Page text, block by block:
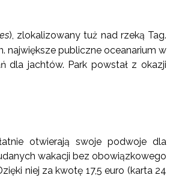
), zlokalizowany tuż nad rzeką Tag.
największe publiczne oceanarium w
dla jachtów. Park powstał z okazji
otwierają swoje podwoje dla
wakacji bez obowiązkowego
niej za kwotę 17,5 euro (karta 24